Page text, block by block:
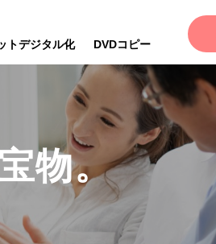
トデジタル化 DVDコピー
物。